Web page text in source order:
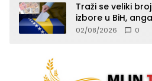
Traži se veliki
izbore u BiH,
02/08/2026 0